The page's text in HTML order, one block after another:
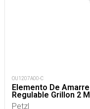
OU1207A00-C
Elemento De Amarre
Regulable Grillon 2 M
Petzl